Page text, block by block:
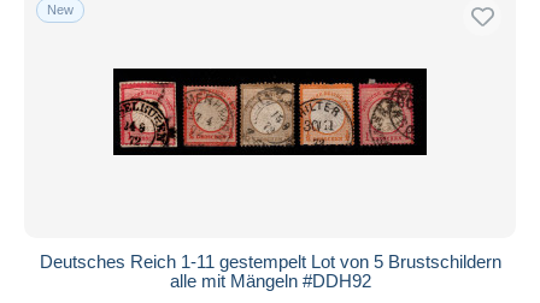
New
Deutsches Reich 1-11 gestempelt Lot von 5 Brustschildern
alle mit Mängeln #DDH92